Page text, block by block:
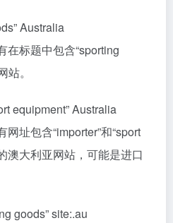
Australia
在标题中包含“sporting
。
equipment” Australia
址包含“importer”和“sport
澳大利亚网站，可能是进口
goods” site:.au